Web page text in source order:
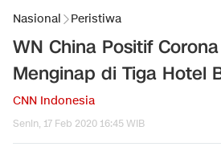
Nasional Peristiwa
WN China Positif
Menginap di Tiga Hotel
CNN Indonesia
Senin, 17 Feb 2020 16:45 WIB